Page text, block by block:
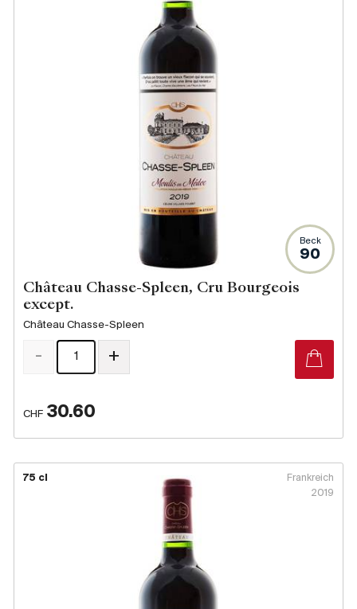
Beck
90
Château Chasse-Spleen, Cru Bourgeois
except.
Château Chasse-Spleen
CHF 30.60
- +
75 cl
Frankreich
2019